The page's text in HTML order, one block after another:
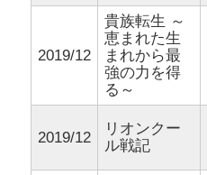
2019/12
貴族転生 ～
恵まれた生
まれから最
強の力を得
る～
2019/12
リオンクー
ル戦記